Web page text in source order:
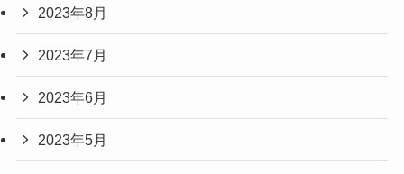
2023年8月
2023年7月
2023年6月
2023年5月